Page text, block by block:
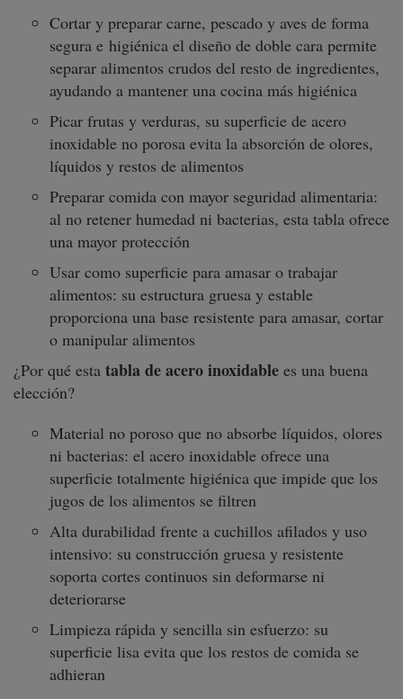
Cortar y preparar carne, pescado y aves de forma
segura e higiénica el diseño de doble cara permite
separar alimentos crudos del resto de ingredientes,
ayudando a mantener una cocina más higiénica
Picar frutas y verduras, su superficie de acero
inoxidable no porosa evita la absorción de olores,
líquidos y restos de alimentos
Preparar comida con mayor seguridad alimentaria:
al no retener humedad ni bacterias, esta tabla ofrece
una mayor protección
Usar como superficie para amasar o trabajar
alimentos: su estructura gruesa y estable
proporciona una base resistente para amasar, cortar
o manipular alimentos
¿Por qué esta tabla de acero inoxidable es una buena
elección?
Material no poroso que no absorbe líquidos, olores
ni bacterias: el acero inoxidable ofrece una
superficie totalmente higiénica que impide que los
jugos de los alimentos se filtren
Alta durabilidad frente a cuchillos afilados y uso
intensivo: su construcción gruesa y resistente
soporta cortes continuos sin deformarse ni
deteriorarse
Limpieza rápida y sencilla sin esfuerzo: su
superficie lisa evita que los restos de comida se
adhieran